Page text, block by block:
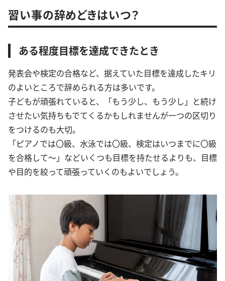
習い事の辞めどきはいつ？
ある程度目標を達成できたとき
発表会や検定の合格など、据えていた目標を達成したキリ
のよいところで辞められる方は多いです。
子どもが頑張れていると、「もう少し、もう少し」と続け
させたい気持ちもでてくるかもしれませんが一つの区切り
をつけるのも大切。
「ピアノでは〇級、水泳では〇級、検定はいつまでに〇級
を合格して～」などいくつも目標を持たせるよりも、目標
や目的を絞って頑張っていくのもよいでしょう。